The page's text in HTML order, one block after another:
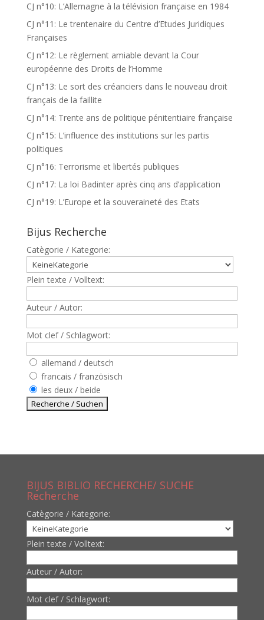
CJ n°10: L’Allemagne à la télévision française en 1984
CJ n°11: Le trentenaire du Centre d’Etudes Juridiques
Françaises
CJ n°12: Le règlement amiable devant la Cour
européenne des Droits de l’Homme
CJ n°13: Le sort des créanciers dans le nouveau droit
français de la faillite
CJ n°14: Trente ans de politique pénitentiaire française
CJ n°15: L’influence des institutions sur les partis
politiques
CJ n°16: Terrorisme et libertés publiques
CJ n°17: La loi Badinter après cinq ans d’application
CJ n°19: L’Europe et la souveraineté des Etats
Bijus Recherche
Catègorie / Kategorie:
Plein texte / Volltext:
Auteur / Autor:
Mot clef / Schlagwort:
allemand / deutsch
francais / französisch
les deux / beide
BIJUS BIBLIO RECHERCHE/ SUCHE
Recherche
Catègorie / Kategorie:
Plein texte / Volltext:
Auteur / Autor:
Mot clef / Schlagwort: